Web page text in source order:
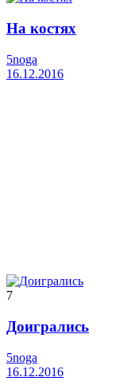
На костях
5noga
16.12.2016
7
Доигрались
5noga
16.12.2016